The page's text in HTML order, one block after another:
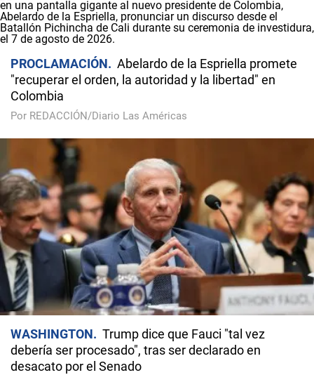
PROCLAMACIÓN
Abelardo de la Espriella promete
"recuperar el orden, la autoridad y la libertad" en
Colombia
Por REDACCIÓN/Diario Las Américas
WASHINGTON
Trump dice que Fauci "tal vez
debería ser procesado", tras ser declarado en
desacato por el Senado